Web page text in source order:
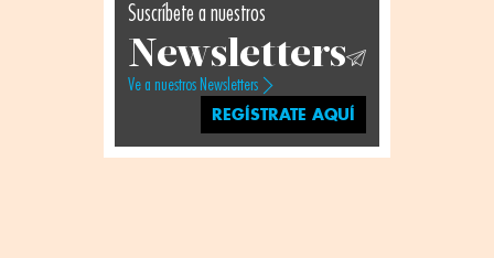
Suscríbete a nuestros
Newsletters
Ve a nuestros Newsletters
REGÍSTRATE AQUÍ